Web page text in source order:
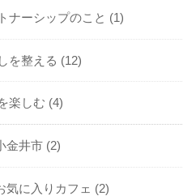
ナーシップのこと (1)
を整える (12)
楽しむ (4)
金井市 (2)
に入りカフェ (2)